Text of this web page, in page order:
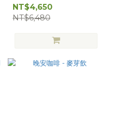
NT$4,650
NT$6,480